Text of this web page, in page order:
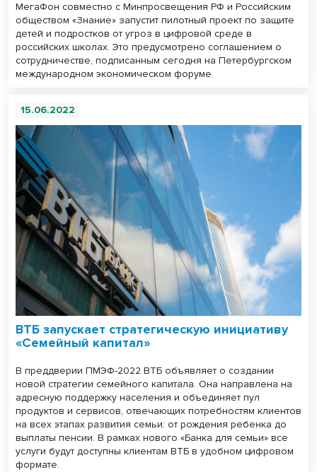
МегаФон совместно с Минпросвещения РФ и Российским
обществом «Знание» запустит пилотный проект по защите
детей и подростков от угроз в цифровой среде в
российских школах. Это предусмотрено соглашением о
сотрудничестве, подписанным сегодня на Петербургском
международном экономическом форуме.
15.06.2022
ВТБ запускает стратегическую инициативу
«Семейный капитал»
В преддверии ПМЭФ-2022 ВТБ объявляет о создании
новой стратегии семейного капитала. Она направлена на
адресную поддержку населения и объединяет пул
продуктов и сервисов, отвечающих потребностям клиентов
на всех этапах развития семьи: от рождения ребенка до
выплаты пенсии. В рамках нового «Банка для семьи» все
услуги будут доступны клиентам ВТБ в удобном цифровом
формате.